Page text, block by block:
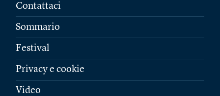
Contattaci
Sommario
Festival
Privacy e cookie
Video